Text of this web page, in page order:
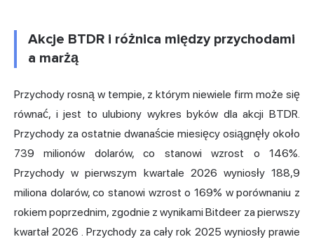
Akcje BTDR i różnica między przychodami
a marżą
Przychody rosną w tempie, z którym niewiele firm może się
równać, i jest to ulubiony wykres byków dla akcji BTDR.
Przychody za ostatnie dwanaście miesięcy osiągnęły około
739 milionów dolarów, co stanowi wzrost o 146%.
Przychody w pierwszym kwartale 2026 wyniosły 188,9
miliona dolarów, co stanowi wzrost o 169% w porównaniu z
rokiem poprzednim, zgodnie z wynikami Bitdeer za pierwszy
kwartał 2026 . Przychody za cały rok 2025 wyniosły prawie